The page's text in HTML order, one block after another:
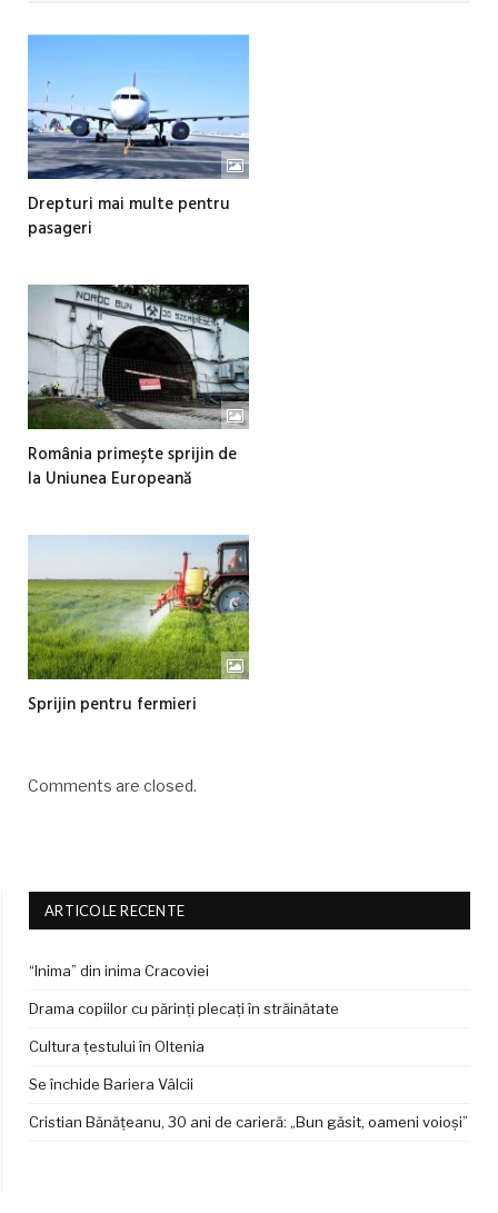
Drepturi mai multe pentru
pasageri
România primește sprijin de
la Uniunea Europeană
Sprijin pentru fermieri
Comments are closed.
ARTICOLE RECENTE
“Inima” din inima Cracoviei
Drama copiilor cu părinți plecați în străinătate
Cultura țestului în Oltenia
Se închide Bariera Vâlcii
Cristian Bănățeanu, 30 ani de carieră: „Bun găsit, oameni voioși”